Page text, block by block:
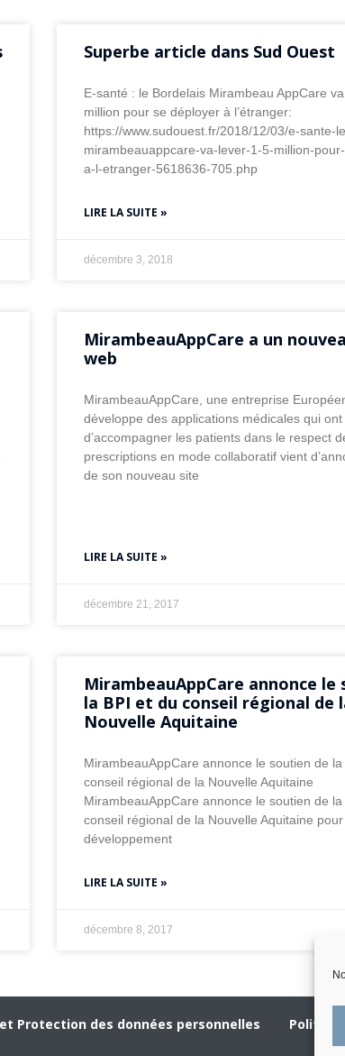
Superbe article dans Sud Ouest
E-santé : le Bordelais Mirambeau AppCare
million pour se déployer à l’étranger:
https://www.sudouest.fr/2018/12/03/e-sante-
mirambeauappcare-va-lever-1-5-million-
a-l-etranger-5618636-705.php
LIRE LA SUITE »
décembre 3, 2018
MirambeauAppCare a un
web
MirambeauAppCare, une entreprise
développe des applications médicales qui
d’accompagner les patients dans le respect
prescriptions en mode collaboratif vient
de son nouveau site
LIRE LA SUITE »
décembre 21, 2017
MirambeauAppCare annonce le
la BPI et du conseil régional de
Nouvelle Aquitaine
MirambeauAppCare annonce le soutien de la
conseil régional de la Nouvelle Aquitaine
MirambeauAppCare annonce le soutien de la
conseil régional de la Nouvelle Aquitaine
développement
LIRE LA SUITE »
décembre 8, 2017
Protection des données personnelles